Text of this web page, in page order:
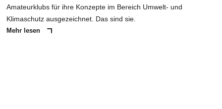
Amateurklubs für ihre Konzepte im Bereich Umwelt- und
Klimaschutz ausgezeichnet. Das sind sie.
Mehr lesen